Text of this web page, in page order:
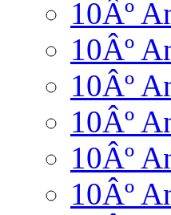
10Âº
10Âº
10Âº
10Âº
10Âº
10Âº